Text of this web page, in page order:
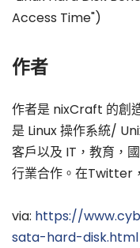
Access Time")
作者
作者是 nixCraft 的創
是 Linux 操作系統/
客戶以及 IT，教育，
行業合作。在Twitter
via: https://
sata-hard-disk.html